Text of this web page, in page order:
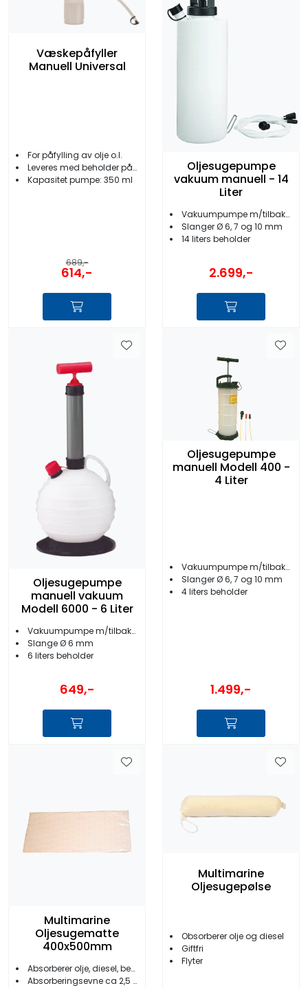
Væskepåfyller
Manuell Universal
For påfylling av olje o.l.
Leveres med beholder på 1 liter
Kapasitet pumpe: 350 ml
689,-
614,-
Oljesugepumpe
vakuum manuell - 14
Liter
Vakuumpumpe m/tilbakeslagsventil
Slanger Ø 6, 7 og 10 mm
14 liters beholder
2.699,-
Oljesugepumpe
manuell vakuum
Modell 6000 - 6 Liter
Vakuumpumpe m/tilbakeslagsventil
Slange Ø 6 mm
6 liters beholder
649,-
Oljesugepumpe
manuell Modell 400 -
4 Liter
Vakuumpumpe m/tilbakeslagsventil
Slanger Ø 6, 7 og 10 mm
4 liters beholder
1.499,-
Multimarine
Oljesugematte
400x500mm
Absorberer olje, diesel, bensin etc
Absorberingsevne ca 2,5 liter/m2
Multimarine
Oljesugepølse
Obsorberer olje og diesel
Giftfri
Flyter